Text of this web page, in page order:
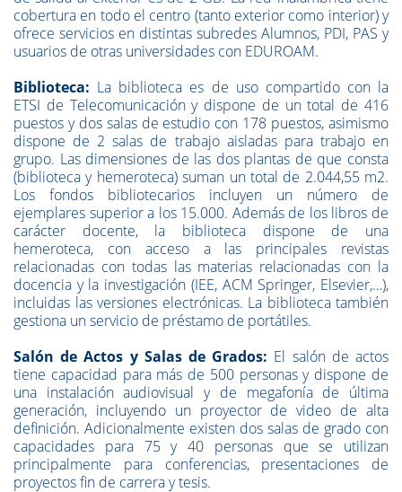
cobertura en todo el centro (tanto exterior como interior) y
ofrece servicios en distintas subredes Alumnos, PDI, PAS y
usuarios de otras universidades con EDUROAM.
Biblioteca: La biblioteca es de uso compartido con la
ETSI de Telecomunicación y dispone de un total de 416
puestos y dos salas de estudio con 178 puestos, asimismo
dispone de 2 salas de trabajo aisladas para trabajo en
grupo. Las dimensiones de las dos plantas de que consta
(biblioteca y hemeroteca) suman un total de 2.044,55 m2.
Los fondos bibliotecarios incluyen un número de
ejemplares superior a los 15.000. Además de los libros de
carácter docente, la biblioteca dispone de una
hemeroteca, con acceso a las principales revistas
relacionadas con todas las materias relacionadas con la
docencia y la investigación (IEE, ACM Springer, Elsevier,…),
incluidas las versiones electrónicas. La biblioteca también
gestiona un servicio de préstamo de portátiles.
Salón de Actos y Salas de Grados: El salón de actos
tiene capacidad para más de 500 personas y dispone de
una instalación audiovisual y de megafonía de última
generación, incluyendo un proyector de video de alta
definición. Adicionalmente existen dos salas de grado con
capacidades para 75 y 40 personas que se utilizan
principalmente para conferencias, presentaciones de
proyectos fin de carrera y tesis.